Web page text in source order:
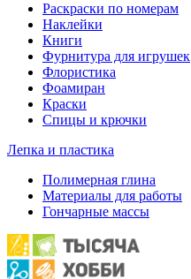
Раскраски по номерам
Наклейки
Книги
Фурнитура для игрушек
Флористика
Фоамиран
Краски
Спицы и крючки
Лепка и пластика
Полимерная глина
Материалы для работы
Гончарные массы